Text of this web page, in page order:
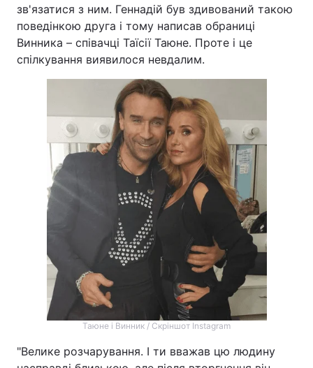
зв'язатися з ним. Геннадій був здивований такою
поведінкою друга і тому написав обраниці
Винника – співачці Таїсії Таюне. Проте і це
спілкування виявилося невдалим.
Таюне і Винник / Скріншот Instagram
"Велике розчарування. І ти вважав цю людину